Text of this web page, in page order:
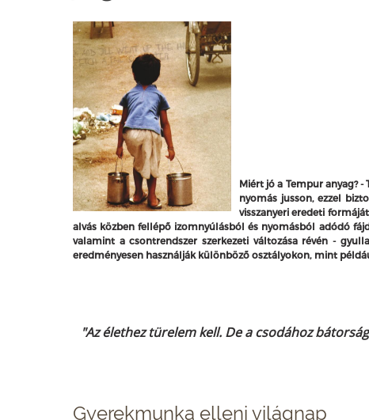
Miért jó a Tempur anyag? -
nyomás jusson, ezzel
visszanyeri eredeti
alvás közben fellépő izomnyúlásból és nyomásból adódó
valamint a csontrendszer szerkezeti változása révén -
eredményesen használják különböző osztályokon, mint
"Az élethez türelem kell. De a csodához
Gyerekmunka elleni világnap